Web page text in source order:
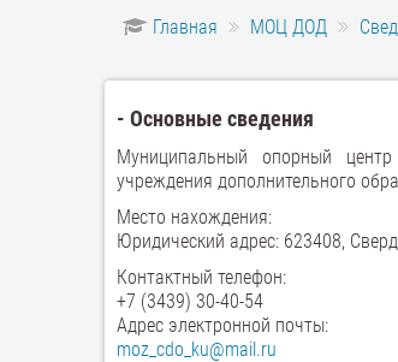
Главная МОЦ ДОД
- Основные сведения
Муниципальный опорный
учреждения дополнительного
Место нахождения:
Юридический адрес: 623408,
Контактный телефон:
+7 (3439) 30-40-54
Адрес электронной почты:
moz_cdo_ku@mail.ru